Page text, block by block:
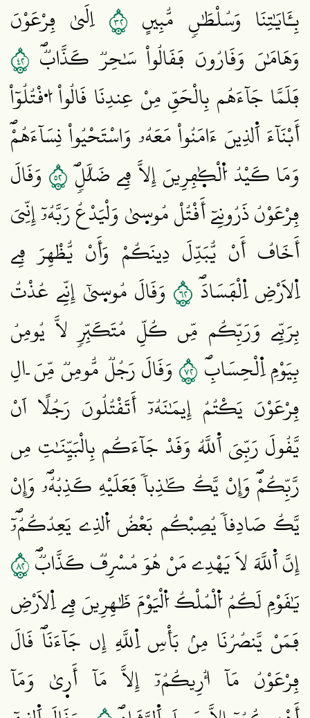
بِـَٔايَٰتِنَا وَسُلْطَٰنٖ مُّبِينٍ ٢٣ اِلَيٰ فِرْعَوْنَ
وَهَامَٰنَ وَقَارُونَ فَقَالُواْ سَٰحِرٞ كَذَّابٞۖ ٢٤
فَلَمَّا جَآءَهُم بِالْحَقِّ مِنْ عِندِنَا قَالُواْ اُ۟قْتُلُوٓاْ
أَبْنَآءَ اَ۬لذِينَ ءَامَنُواْ مَعَهُۥ وَاسْتَحْيُواْ نِسَآءَهُمْۖ
وَمَا كَيْدُ اُ۬لْكٰ۪فِرِينَ إِلَّا فِے ضَلَٰلٖۖ٢٥ وَقَالَ
فِرْعَوْنُ ذَرُونِےٓ أَقْتُلْ مُوس۪يٰ وَلْيَدْعُ رَبَّهُۥٓ إِنِّيَ
أَخَافُ أَنْ يُّبَدِّلَ دِينَكُمْ وَأَنْ يُّظْهِرَ فِے
اِ۬لَارْضِ اِ۬لْفَسَادَۖ٢٦ وَقَالَ مُوس۪يٰٓ إِنِّے عُذْتُ
بِرَبِّے وَرَبِّكُم مِّن كُلِّ مُتَكَبِّرٖ لَّا يُومِنُ
بِيَوْمِ اِ۬لْحِسَابِۖ٢٧وَقَالَ رَجُلٞ مُّومِنٞ مِّنَ اٰلِ
فِرْعَوْنَ يَكْتُمُ إِيمَٰنَهُۥٓ أَتَقْتُلُونَ رَجُلاً اَنْ
يَّقُولَ رَبِّيَ اَ۬للَّهُ وَقَدْ جَآءَكُم بِالْبَيِّنَٰتِ مِن
رَّبِّكُمْۖ وَإِنْ يَّكُ كَٰذِباٗ فَعَلَيْهِ كَذِبُهُۥۖ وَإِنْ
يَّكُ صَادِقاٗ يُصِبْكُم بَعْضُ اُ۬لذِے يَعِدُكُمُۥٓۖ
إِنَّ اَ۬للَّهَ لَا يَهْدِے مَنْ هُوَ مُسْرِفٞ كَذَّابٞۖ٢٨
يَٰقَوْمِ لَكُمُ اُ۬لْمُلْكُ اُ۬لْيَوْمَ ظَٰهِرِينَ فِے اِ۬لَارْضِ
فَمَنْ يَّنصُرُنَا مِنۢ بَأْسِ اِ۬للَّهِ إِن جَآءَنَاۖ قَالَ
فِرْعَوْنُ مَآ أُرِيكُمُۥٓ إِلَّا مَآ أَر۪يٰ وَمَآ